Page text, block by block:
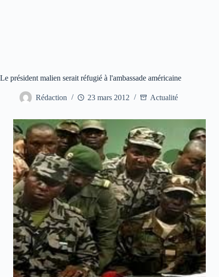
Le président malien serait réfugié à l'ambassade américaine
Rédaction 23 mars 2012 Actualité